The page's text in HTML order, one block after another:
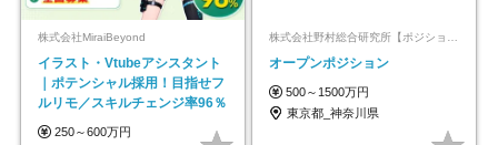
株式会社MiraiBeyond
イラスト・Vtubeアシスタント
｜ポテンシャル採用！目指せフ
ルリモ／スキルチェンジ率96％
250～600万円
株式会社野村総合研究所【ポジションマッチ登録】
オープンポジション
500～1500万円
東京都_神奈川県